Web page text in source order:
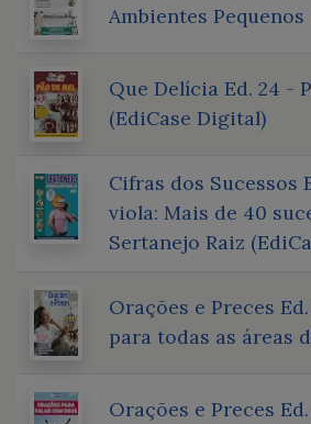
Ambientes Pequenos
Que Delícia Ed. 24 -
(EdiCase Digital)
Cifras dos Sucessos
viola: Mais de 40
Sertanejo Raiz
Orações e Preces
para todas as áreas
Orações e Preces